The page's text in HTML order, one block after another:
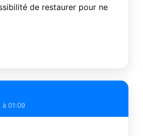
de restaurer pour ne
à 01:09